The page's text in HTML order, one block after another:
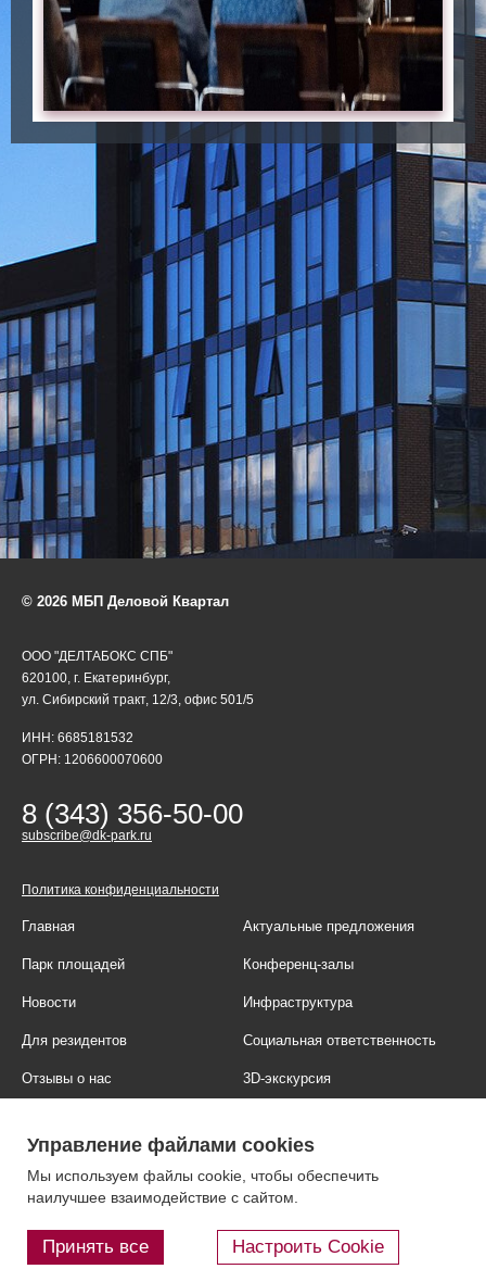
© 2026 МБП Деловой Квартал
ООО "ДЕЛТАБОКС СПБ"
620100, г. Екатеринбург,
ул. Сибирский тракт, 12/3, офис 501/5
ИНН: 6685181532
ОГРН: 1206600070600
8 (343) 356-50-00
subscribe@dk-park.ru
Политика конфиденциальности
Главная Актуальные предложения
Парк площадей Конференц-залы
Новости Инфраструктура
Для резидентов Социальная ответственность
Отзывы о нас 3D-экскурсия
Контакты Блог
Управление файлами cookies
Мы используем файлы cookie, чтобы обеспечить
наилучшее взаимодействие с сайтом.
Принять все Настроить Cookie